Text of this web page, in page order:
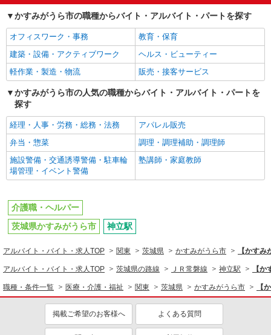
介護職・ヘルパー
かすみがうら市の職種からバイト・アルバイト・パートを探す
オフィスワーク・事務
教育・保育
建築・設備・アクティブワーク
ヘルス・ビューティー
軽作業・製造・物流
販売・接客サービス
かすみがうら市の人気の職種からバイト・アルバイト・パートを
探す
経理・人事・労務・総務・法務
アパレル販売
弁当・惣菜
調理・調理補助・調理師
施設警備・交通誘導警備・駐車輪
場管理・イベント警備
塾講師・家庭教師
介護職・ヘルパー
茨城県かすみがうら市
神立駅
アルバイト・バイト・求人TOP 関東 茨城県 かすみがうら市 【かす
アルバイト・バイト・求人TOP 茨城県の路線 ＪＲ常磐線 神立駅 【
職種・条件一覧 医療・介護・福祉 関東 茨城県 かすみがうら市 【
掲載ご希望のお客様へ よくある質問